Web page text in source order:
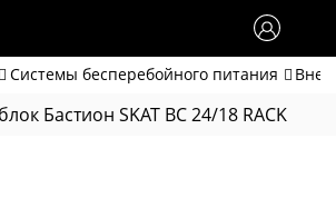
Системы бесперебойного питания
Бастион SKAT BC 24/18 RACK